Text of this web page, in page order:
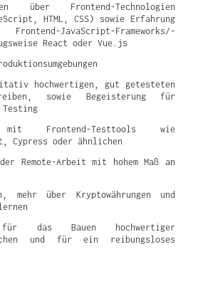
über Frontend-Technologien
HTML, CSS) sowie Erfahrung
JavaScript-Frameworks/-
React oder Vue.js
hochwertigen, gut getesteten
sowie Begeisterung für
Frontend-Testtools wie
Cypress oder ähnlichen
Remote-Arbeit mit hohem Maß an
mehr über Kryptowährungen und
für das Bauen hochwertiger
und für ein reibungsloses